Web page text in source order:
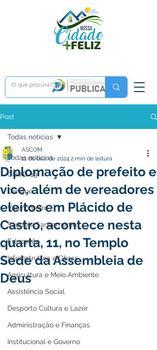
Post
Todas notícias
COVD-19
Dengue
Vacinômetro
Saúde e Saneamento
Educação
Infraestrutura e Obras
Agricultura e Meio Ambiente
Assistência Social
Desporto Cultura e Lazer
Administração e Finanças
Institucional e Governo
Todas notícias
Diplomação de prefeito e
vice, além de vereadores
eleitos em Plácido de
Castro, acontece nesta
quarta, 11, no Templo
Sede da Assembleia de
Deus
ASCOM
11 de dez. de 2024 2 min de leitura